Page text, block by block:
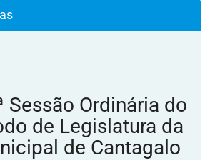
Sessão Ordinária do
de Legislatura da
de Cantagalo